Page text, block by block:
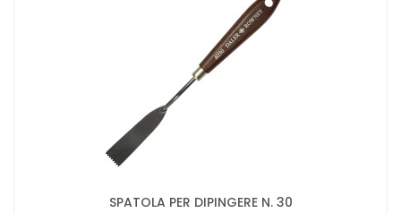
SPATOLA PER DIPINGERE N. 30